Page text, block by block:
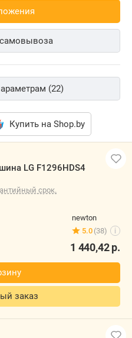
(22)
Купить на Shop.by
LG F1296HDS4
срок.
newton
5.0 (38) i
1 440,42р.
заказ